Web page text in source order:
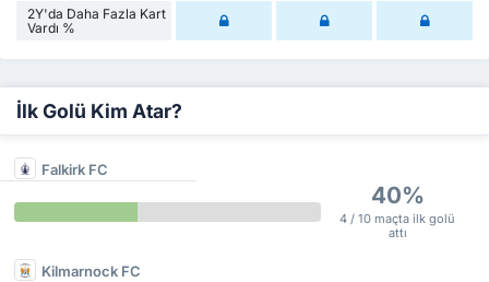
2Y'da Daha Fazla Kart
Vardı %
İlk Golü Kim Atar?
Falkirk FC
40%
4 / 10 maçta ilk golü
attı
Kilmarnock FC